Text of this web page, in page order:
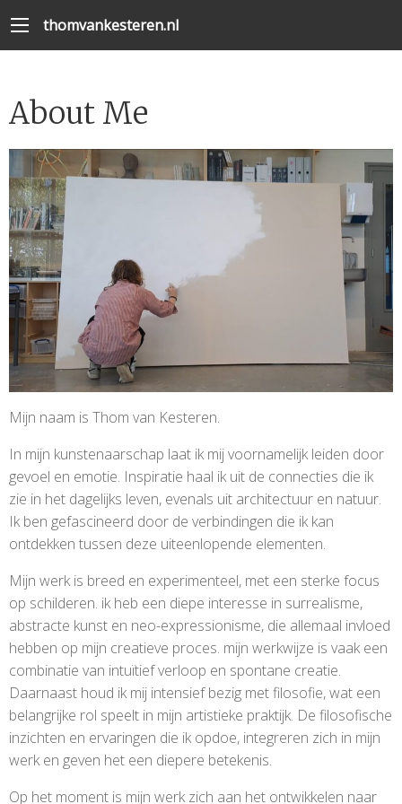
thomvankesteren.nl
About Me
Mijn naam is Thom van Kesteren.
In mijn kunstenaarschap laat ik mij voornamelijk leiden door
gevoel en emotie. Inspiratie haal ik uit de connecties die ik
zie in het dagelijks leven, evenals uit architectuur en natuur.
Ik ben gefascineerd door de verbindingen die ik kan
ontdekken tussen deze uiteenlopende elementen.
Mijn werk is breed en experimenteel, met een sterke focus
op schilderen. ik heb een diepe interesse in surrealisme,
abstracte kunst en neo-expressionisme, die allemaal invloed
hebben op mijn creatieve proces. mijn werkwijze is vaak een
combinatie van intuïtief verloop en spontane creatie.
Daarnaast houd ik mij intensief bezig met filosofie, wat een
belangrijke rol speelt in mijn artistieke praktijk. De filosofische
inzichten en ervaringen die ik opdoe, integreren zich in mijn
werk en geven het een diepere betekenis.
Op het moment is mijn werk zich aan het ontwikkelen naar